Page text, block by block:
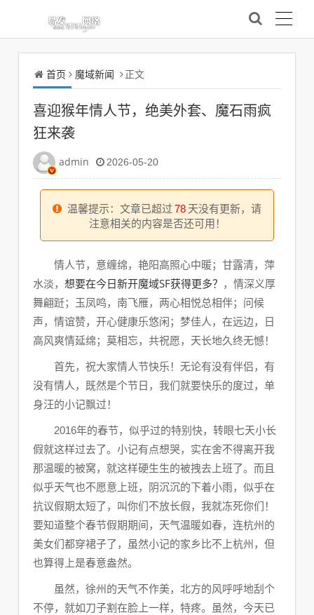
首页 魔域新闻 正文
喜迎猴年情人节，绝美外套、魔石雨疯
狂来袭
admin 2026-05-20
温馨提示：文章已超过 78 天没有更新，请
注意相关的内容是否还可用！
情人节，意缠绵，艳阳高照心中暖；甘露清，萍
水淡，想要在今日新开魔域SF获得更多？ ，情深义厚
舞翩跹；玉凤鸣，南飞雁，两心相悦总相伴；问候
声，情谊赞，开心健康乐悠闲；梦佳人，在远边，日
高风爽情延绵；莫相忘，共祝愿，天长地久终无憾！
首先，祝大家情人节快乐！无论有没有伴侣，有
没有情人，既然是个节日，我们就要快乐的度过，单
身汪的小记飘过！
2016年的春节，似乎过的特别快，转眼七天小长
假就这样过去了。小记有点想哭，实在舍不得离开我
那温暖的被窝，就这样硬生生的被拽去上班了。而且
似乎天气也不愿意上班，阴沉沉的下着小雨，似乎在
抗议假期太短了，叫你们不放长假，我就冻死你们！
要知道整个春节假期期间，天气温暖如春，连杭州的
美女们都穿裙子了，虽然小记的家乡比不上杭州，但
也算得上是春意盎然。
虽然，徐州的天气不作美，北方的风呼呼地刮个
不停，就如刀子割在脸上一样，特疼。虽然，今天已